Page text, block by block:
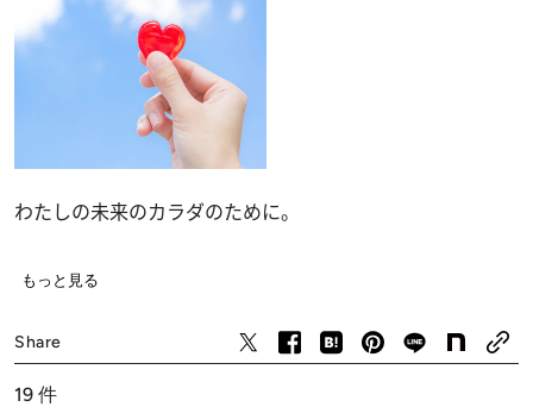
わたしの未来のカラダのために。
ライフスタイル
もっと見る
Share
19 件